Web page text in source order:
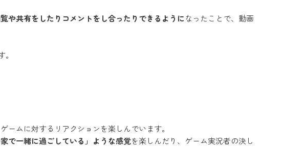
や共有をしたりコメントをし合ったりできるようになったことで、動画
ムに対するリアクションを楽しんでいます。
で一緒に過ごしている」ような感覚を楽しんだり、ゲーム実況者の決し